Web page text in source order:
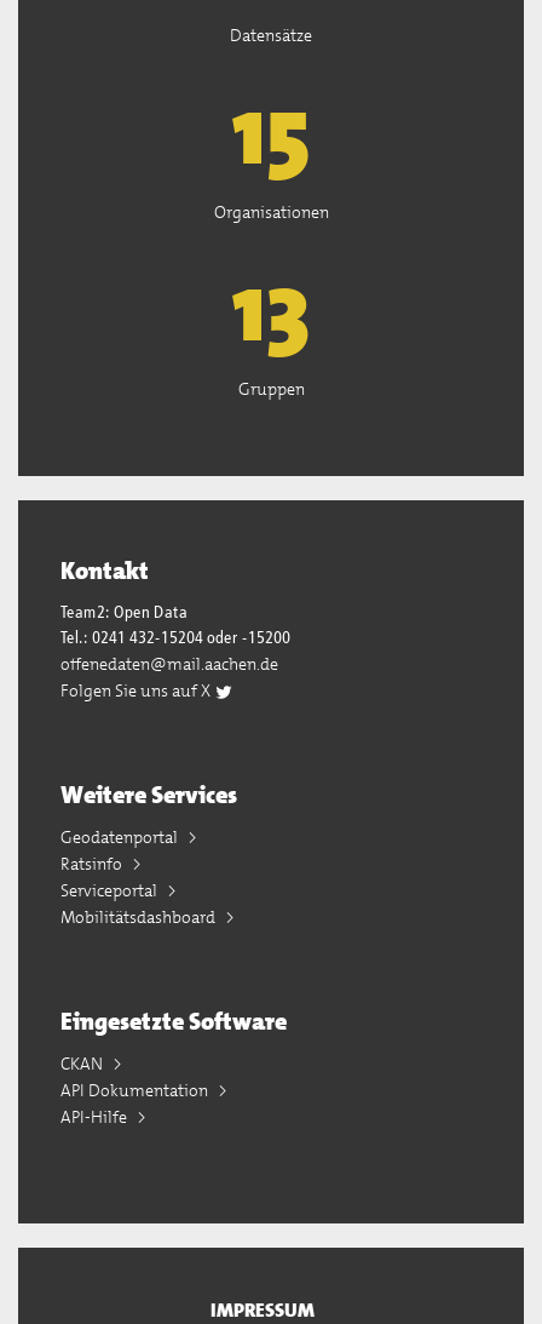
Datensätze
15
Organisationen
13
Gruppen
Kontakt
Team2: Open Data
Tel.: 0241 432-15204 oder -15200
offenedaten@mail.aachen.de
Folgen Sie uns auf X
Weitere Services
Geodatenportal
Ratsinfo
Serviceportal
Mobilitätsdashboard
Eingesetzte Software
CKAN
API Dokumentation
API-Hilfe
IMPRESSUM